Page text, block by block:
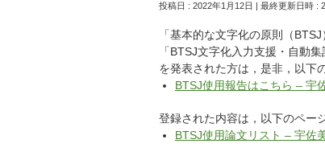
投稿日 : 2022年1月12日 最終更新日時 :
「基本的な文字化の原則（BTSJ
「BTSJ文字化入力支援・自動集
を発表された方は，是非， 以下
BTSJ使用報告はこちら – 宇
登録された内容は，以下のペー
BTSJ使用論文リスト – 宇佐